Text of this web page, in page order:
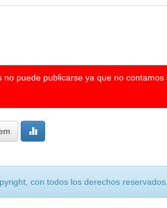
puede publicarse ya que no
con todos los derechos